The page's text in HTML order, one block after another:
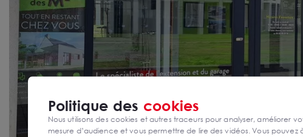
Politique des cookies
Nous utilisons des cookies et autres traceurs pour analyser, améliorer
mesure d’audience et vous permettre de lire des vidéos. Vous